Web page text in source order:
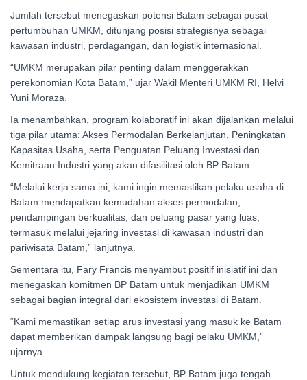
Jumlah tersebut menegaskan potensi Batam sebagai pusat
pertumbuhan UMKM, ditunjang posisi strategisnya sebagai
kawasan industri, perdagangan, dan logistik internasional.
“UMKM merupakan pilar penting dalam menggerakkan
perekonomian Kota Batam,” ujar Wakil Menteri UMKM RI, Helvi
Yuni Moraza.
Ia menambahkan, program kolaboratif ini akan dijalankan melalui
tiga pilar utama: Akses Permodalan Berkelanjutan, Peningkatan
Kapasitas Usaha, serta Penguatan Peluang Investasi dan
Kemitraan Industri yang akan difasilitasi oleh BP Batam.
“Melalui kerja sama ini, kami ingin memastikan pelaku usaha di
Batam mendapatkan kemudahan akses permodalan,
pendampingan berkualitas, dan peluang pasar yang luas,
termasuk melalui jejaring investasi di kawasan industri dan
pariwisata Batam,” lanjutnya.
Sementara itu, Fary Francis menyambut positif inisiatif ini dan
menegaskan komitmen BP Batam untuk menjadikan UMKM
sebagai bagian integral dari ekosistem investasi di Batam.
“Kami memastikan setiap arus investasi yang masuk ke Batam
dapat memberikan dampak langsung bagi pelaku UMKM,”
ujarnya.
Untuk mendukung kegiatan tersebut, BP Batam juga tengah